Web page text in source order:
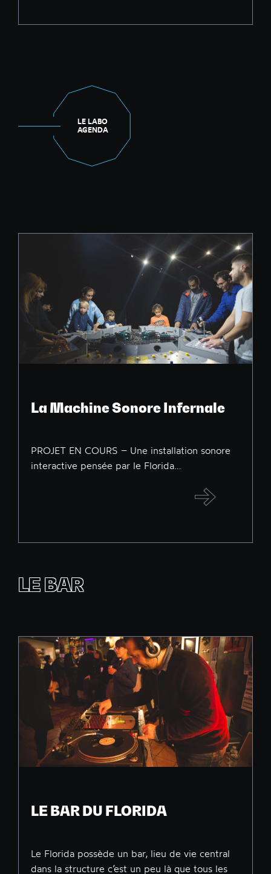
LE LABO
AGENDA
La Machine Sonore Infernale
PROJET EN COURS – Une installation sonore
interactive pensée par le Florida…
LE BAR
LE BAR DU FLORIDA
Le Florida possède un bar, lieu de vie central
dans la structure c’est un peu là que tous les